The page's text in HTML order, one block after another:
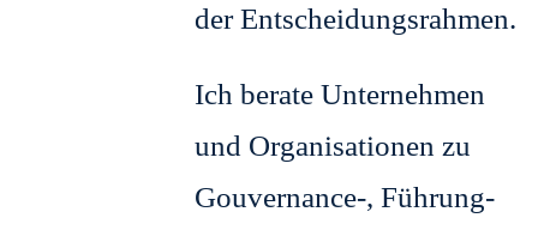
der Entscheidungsrahmen.
Ich berate Unternehmen
und Organisationen zu
Gouvernance-, Führung-